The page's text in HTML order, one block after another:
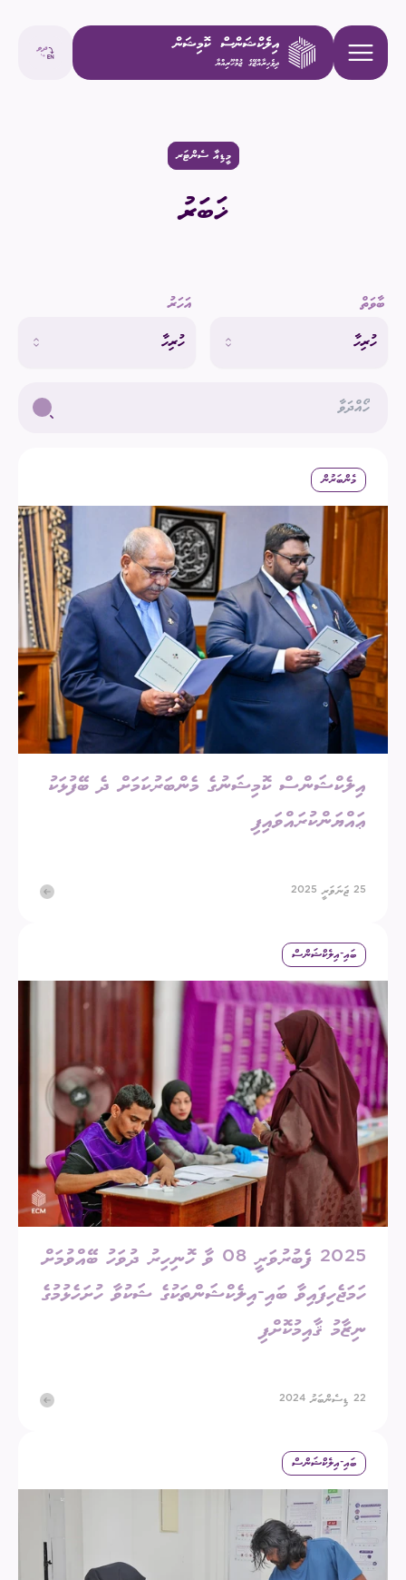
މީޑިއާ ސެންޓަރ
ޚަބަރު
ބާވަތް
ހުރިހާ
އަހަރު
ހުރިހާ
މެންބަރުން
އިލެކްޝަންސް ކޮމިޝަނުގެ މެންބަރުކަމަށް ދެ ބޭފުޅަކު
ޢައްޔަންކުރައްވައިފި
25 ޖަނަވަރީ 2025
ބައި-އިލެކްޝަންސް
2025 ފެބުރުވަރީ 08 ވާ ހޮނިހިރު ދުވަހު ބޭއްވުމަށް
ހަމަޖެހިފައިވާ ބައި-އިލެކްޝަންތަކުގެ ޝަކުވާ ހުށަހެޅުމުގެ
ނިޒާމު ޤާއިމުކޮށްފި
22 ޑިސެންބަރު 2024
ބައި-އިލެކްޝަންސް